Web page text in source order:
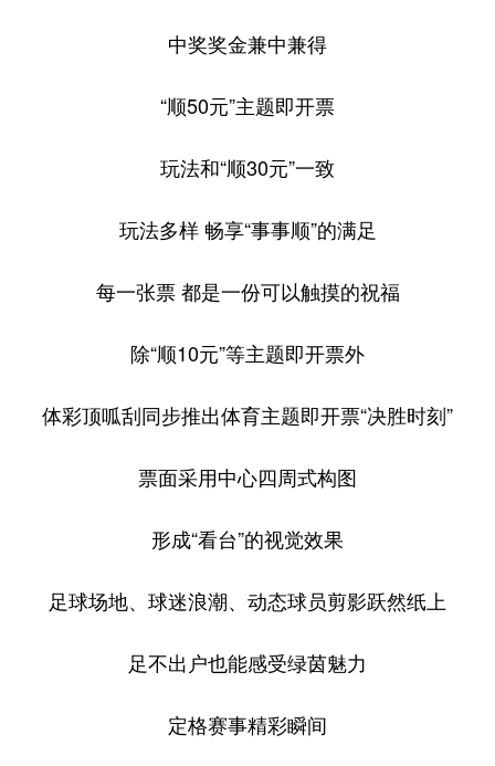
中奖奖金兼中兼得
“顺50元”主题即开票
玩法和“顺30元”一致
玩法多样 畅享“事事顺”的满足
每一张票 都是一份可以触摸的祝福
除“顺10元”等主题即开票外
体彩顶呱刮同步推出体育主题即开票“决胜时刻”
票面采用中心四周式构图
形成“看台”的视觉效果
足球场地、球迷浪潮、动态球员剪影跃然纸上
足不出户也能感受绿茵魅力
定格赛事精彩瞬间